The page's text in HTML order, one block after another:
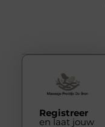
Registreer
en laat jouw